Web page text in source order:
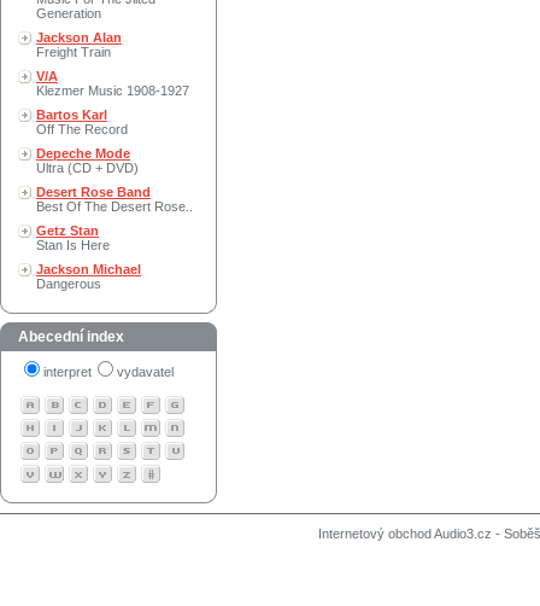
Generation
Jackson Alan
Freight Train
V/A
Klezmer Music 1908-1927
Bartos Karl
Off The Record
Depeche Mode
Ultra (CD + DVD)
Desert Rose Band
Best Of The Desert Rose..
Getz Stan
Stan Is Here
Jackson Michael
Dangerous
Abecední index
interpret vydavatel
Internetový obchod Audio3.cz -